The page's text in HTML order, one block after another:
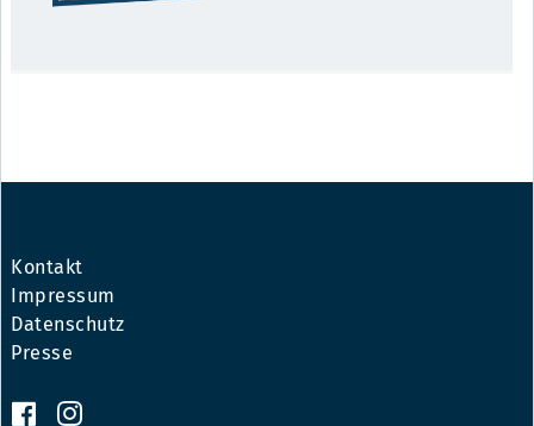
Kontakt
Impressum
Datenschutz
Presse